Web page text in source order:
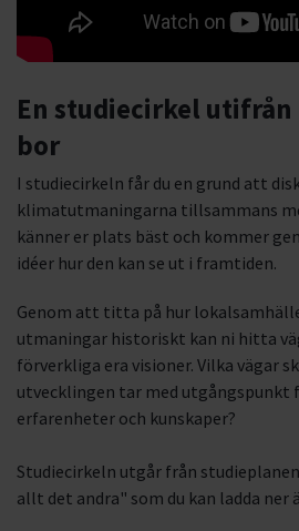
En studiecirkel utifrån
bor
I studiecirkeln får du en grund att
klimatutmaningarna tillsammans
känner er plats bäst och kommer
idéer hur den kan se ut i framtiden.
Genom att titta på hur
utmaningar historiskt kan ni hitta
förverkliga era visioner. Vilka vägar
utvecklingen tar med utgångspunkt
erfarenheter och kunskaper?
Studiecirkeln utgår från
allt det andra" som du kan ladda ner